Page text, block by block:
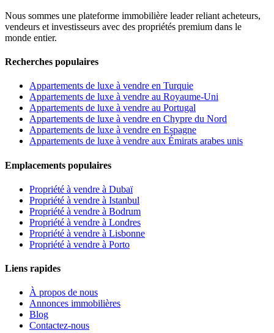
Nous sommes une plateforme immobilière leader reliant acheteurs,
vendeurs et investisseurs avec des propriétés premium dans le
monde entier.
Recherches populaires
Appartements de luxe à vendre en Turquie
Appartements de luxe à vendre au Royaume-Uni
Appartements de luxe à vendre au Portugal
Appartements de luxe à vendre en Chypre du Nord
Appartements de luxe à vendre en Espagne
Appartements de luxe à vendre aux Émirats arabes unis
Emplacements populaires
Propriété à vendre à Dubaï
Propriété à vendre à Istanbul
Propriété à vendre à Bodrum
Propriété à vendre à Londres
Propriété à vendre à Lisbonne
Propriété à vendre à Porto
Liens rapides
À propos de nous
Annonces immobilières
Blog
Contactez-nous